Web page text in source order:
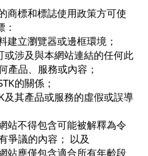
商標和標誌使用政策方可使
建立瀏覽器或邊框環境；
或涉及與本網站連結的任何此
產品、服務或內容；
的關係；
及其產品或服務的虛假或誤導
站不得包含可能被解釋為令
爭議的內容； 以及
站應僅包含適合所有年齡段